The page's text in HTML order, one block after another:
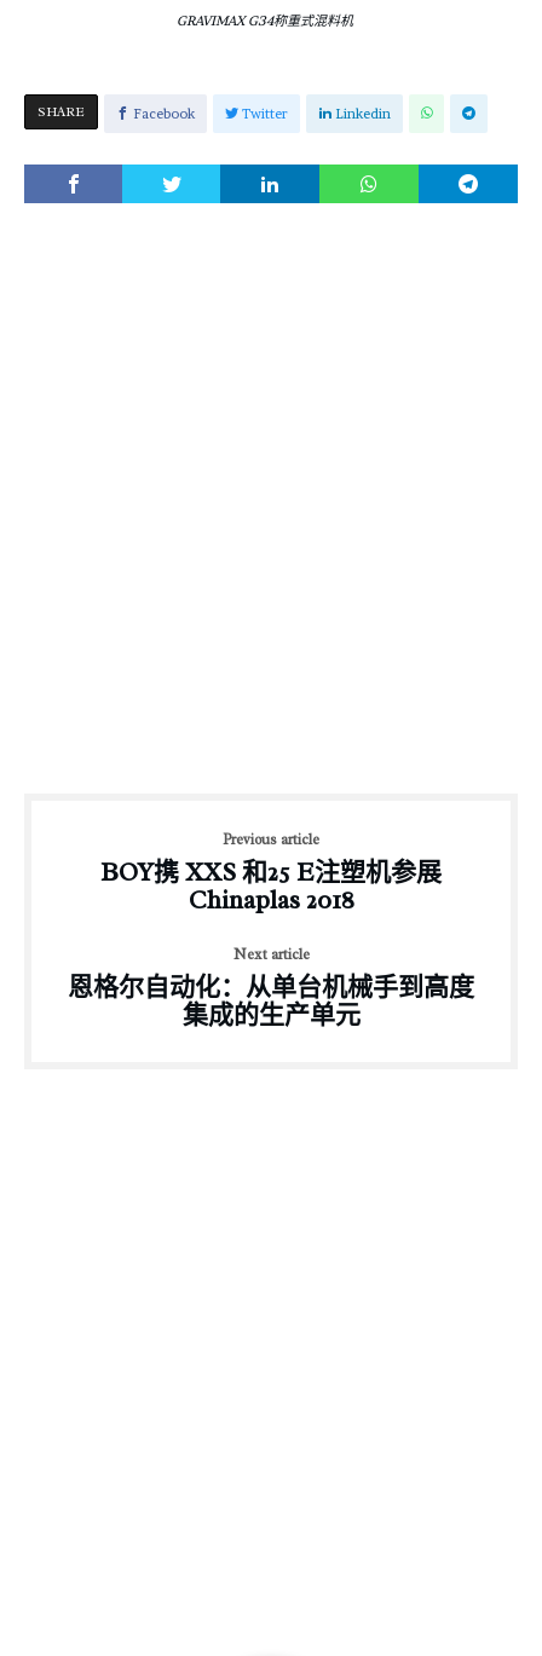
GRAVIMAX G34称重式混料机
SHARE Facebook Twitter Linkedin
Previous article
BOY携 XXS 和25 E注塑机参展
Chinaplas 2018
Next article
恩格尔自动化：从单台机械手到高度
集成的生产单元